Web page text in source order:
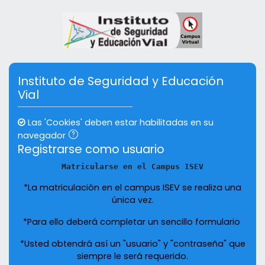
Saltar a crear una nueva cuenta
Instituto de Seguridad y Educación
Vial
Las 'Cookies' deben estar habilitadas en su
navegador
Registrarse como usuario
Matricularse en el Campus ISEV
*La matriculación en el campus ISEV se realiza una
única vez.
*Para ello deberá completar un sencillo formulario
*Usted obtendrá así un "usuario" y "contraseña" que
siempre le será requerido.